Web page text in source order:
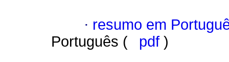
· resumo em
Português (
pdf )